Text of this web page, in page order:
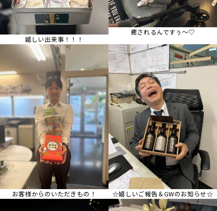
嬉しい出来事！！！
癒されるんですぅ～♡
お客様からのいただきもの！ ☆嬉しいご報告＆GWのお知らせ☆